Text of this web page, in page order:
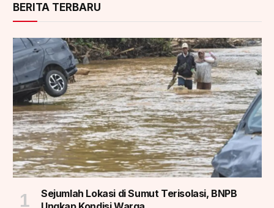
BERITA TERBARU
Sejumlah Lokasi di Sumut Terisolasi, BNPB